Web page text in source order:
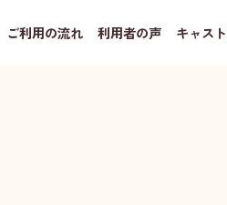
ご利用の流れ 利用者の声 キャス